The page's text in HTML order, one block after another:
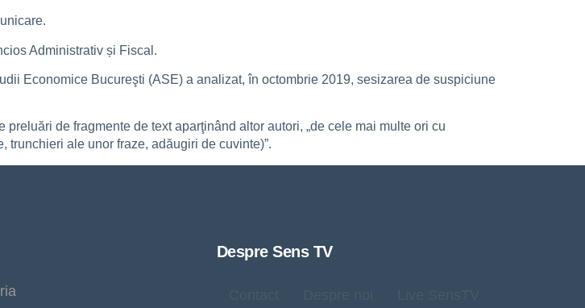
Administrativ și Fiscal.
Economice Bucureşti (ASE) a analizat, în octombrie 2019, sesizarea de suspiciune
de fragmente de text aparţinând altor autori, „de cele mai multe ori cu
ale unor fraze, adăugiri de cuvinte)”.
Despre Sens TV